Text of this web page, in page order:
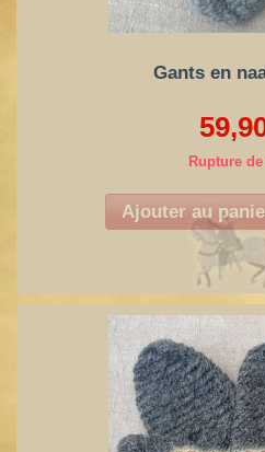
Gants en
Rupture
Ajouter au